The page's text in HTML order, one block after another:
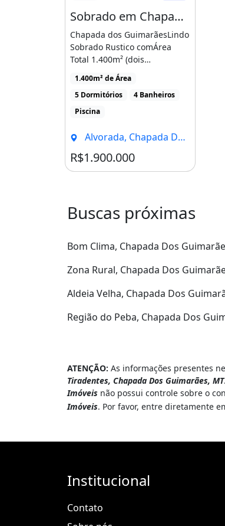
Sobrado em Chapada dos Guimarães
Chapada dos GuimarãesLindo
Sobrado Rustico comÁrea
Total 1.400m² (dois
terrenos)Área Construída [...]
1.400m² de Área
5 Dormitórios
4 Banheiros
Piscina
Alvorada, Chapada Dos Guimarães - MT
R$1.900.000
Buscas próximas
Bom Clima, Chapada Dos
Zona Rural, Chapada Dos
Aldeia Velha, Chapada Dos
Região do Peba, Chapada Dos
ATENÇÃO: As informações presentes
Tiradentes, Chapada Dos Guimarães, MT
Imóveis não possui controle sobre o
Imóveis. Por favor, entre diretamente
Institucional
Contato